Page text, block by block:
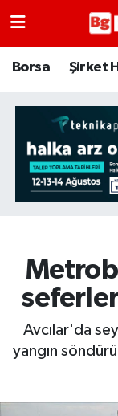
Borsa Şirket
Avcılar'da
yangın
Borsa
Emtia
Galeri
Bitcoin
Şirket
Borsa